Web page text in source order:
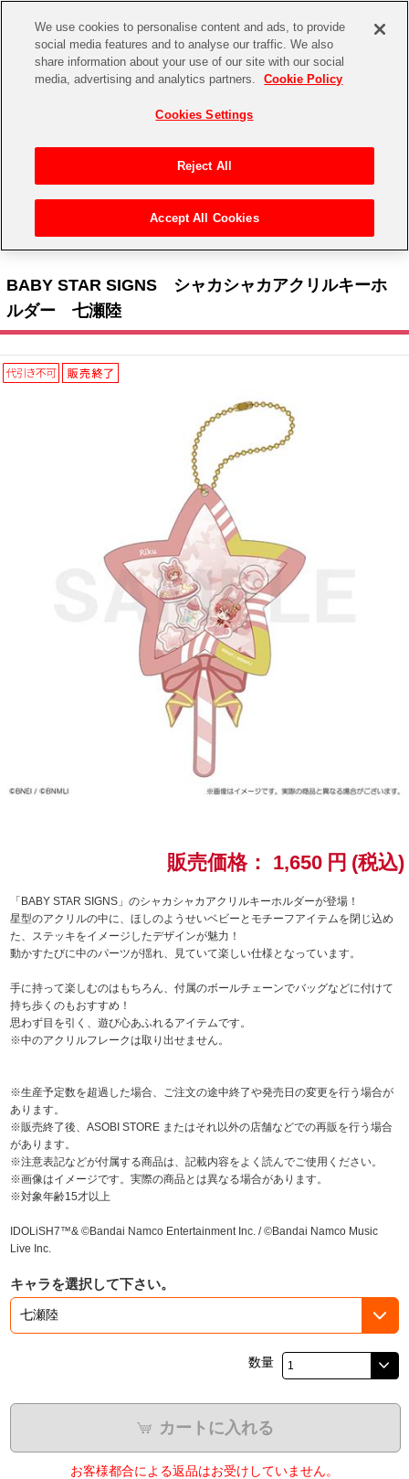
CHANNEL STORE EVENT
ゲーム
ASOBI STAGE
プレミアム会員とは
アイドルマスターシリーズ
アイドルマスター
アイドルマスター SideM
アイドルマスター シャイニーカラーズ
プロジェクトアイマス ヴイアライヴ
ラブライブ！シリーズ
ラブライブ！
ラブライブ！サンシャイン‼
ラブライブ！虹ヶ咲学園スクールアイドル同好会
アイドリッシュセブン
モフモフパレード
イベントグッズ
トイ・ホビー
> キャラクター > アイドリッシュセブン > BABY STAR SIGNS シャカシャカアクリ
BABY STAR SIGNS シャカシャカアクリルキーホ
ルダー 七瀬陸
販売価格： 1,650 円 (税込)
「BABY STAR SIGNS」のシャカシャカアクリルキーホルダーが登場！
星型のアクリルの中に、ほしのようせいベビーとモチーフアイテムを閉じ込め
た、ステッキをイメージしたデザインが魅力！
動かすたびに中のパーツが揺れ、見ていて楽しい仕様となっています。
手に持って楽しむのはもちろん、付属のボールチェーンでバッグなどに付けて
持ち歩くのもおすすめ！
思わず目を引く、遊び心あふれるアイテムです。
※中のアクリルフレークは取り出せません。
※生産予定数を超過した場合、ご注文の途中終了や発売日の変更を行う場合が
あります。
※販売終了後、ASOBI STORE またはそれ以外の店舗などでの再販を行う場合
があります。
※注意表記などが付属する商品は、記載内容をよく読んでご使用ください。
※画像はイメージです。実際の商品とは異なる場合があります。
※対象年齢15才以上
IDOLiSH7™& ©Bandai Namco Entertainment Inc. / ©Bandai Namco Music
Live Inc.
キャラを選択して下さい。
数量
カートに入れる
お客様都合による返品はお受けしていません。
We use cookies to personalise content and ads, to provide
social media features and to analyse our traffic. We also
share information about your use of our site with our social
media, advertising and analytics partners.
Cookie Policy
Cookies Settings
Reject All
Accept All Cookies